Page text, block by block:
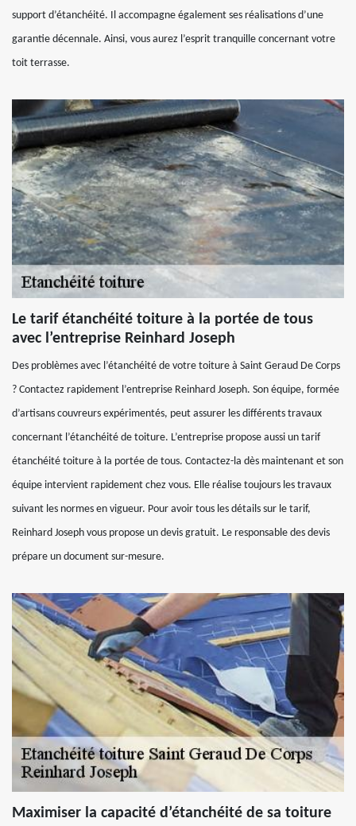
support d’étanchéité. Il accompagne également ses réalisations d’une
garantie décennale. Ainsi, vous aurez l’esprit tranquille concernant votre
toit terrasse.
Le tarif étanchéité toiture à la portée de tous
avec l’entreprise Reinhard Joseph
Des problèmes avec l’étanchéité de votre toiture à Saint Geraud De Corps
? Contactez rapidement l’entreprise Reinhard Joseph. Son équipe, formée
d’artisans couvreurs expérimentés, peut assurer les différents travaux
concernant l’étanchéité de toiture. L’entreprise propose aussi un tarif
étanchéité toiture à la portée de tous. Contactez-la dès maintenant et son
équipe intervient rapidement chez vous. Elle réalise toujours les travaux
suivant les normes en vigueur. Pour avoir tous les détails sur le tarif,
Reinhard Joseph vous propose un devis gratuit. Le responsable des devis
prépare un document sur-mesure.
Maximiser la capacité d’étanchéité de sa toiture